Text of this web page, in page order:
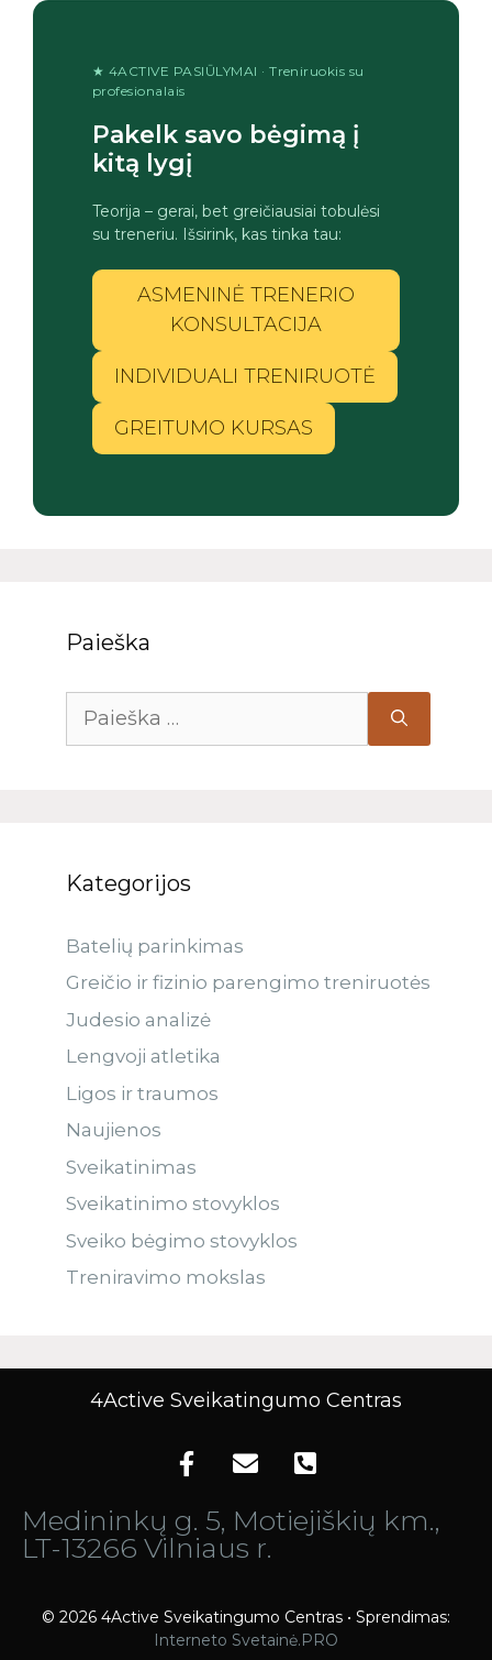
★ 4ACTIVE PASIŪLYMAI · Treniruokis su
profesionalais
Pakelk savo bėgimą į
kitą lygį
Teorija – gerai, bet greičiausiai tobulėsi
su treneriu. Išsirink, kas tinka tau:
ASMENINĖ TRENERIO
KONSULTACIJA
INDIVIDUALI TRENIRUOTĖ
GREITUMO KURSAS
Paieška
Kategorijos
Batelių parinkimas
Greičio ir fizinio parengimo treniruotės
Judesio analizė
Lengvoji atletika
Ligos ir traumos
Naujienos
Sveikatinimas
Sveikatinimo stovyklos
Sveiko bėgimo stovyklos
Treniravimo mokslas
4Active Sveikatingumo Centras
Medininkų g. 5, Motiejiškių km.,
LT-13266 Vilniaus r.
© 2026 4Active Sveikatingumo Centras • Sprendimas:
Interneto Svetainė.PRO